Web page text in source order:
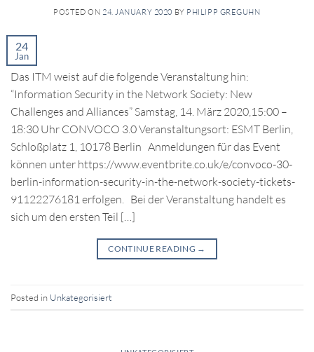
POSTED ON 24. JANUARY 2020 BY PHILIPP GREGUHN
24
Jan
Das ITM weist auf die folgende Veranstaltung hin:
“Information Security in the Network Society: New
Challenges and Alliances” Samstag, 14. März 2020,15:00 –
18:30 Uhr CONVOCO 3.0 Veranstaltungsort: ESMT Berlin,
Schloßplatz 1, 10178 Berlin Anmeldungen für das Event
können unter https://www.eventbrite.co.uk/e/convoco-30-
berlin-information-security-in-the-network-society-tickets-
91122276181 erfolgen. Bei der Veranstaltung handelt es
sich um den ersten Teil […]
CONTINUE READING →
Posted in Unkategorisiert